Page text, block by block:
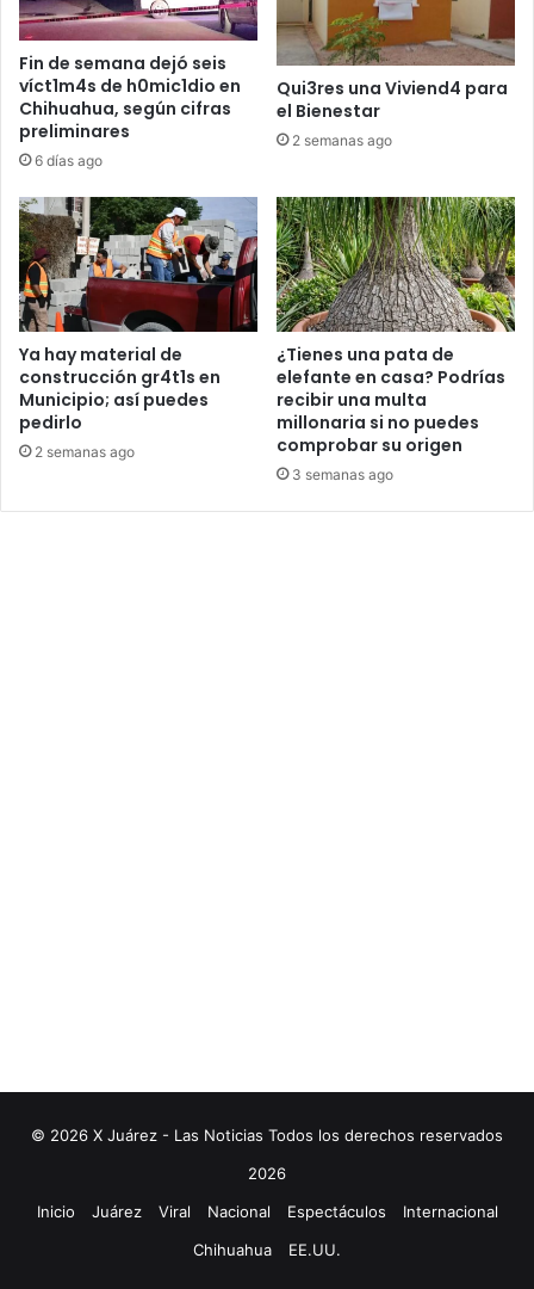
Fin de semana dejó seis
víct1m4s de h0mic1dio en
Chihuahua, según cifras
preliminares
6 días ago
Qui3res una Viviend4 para
el Bienestar
2 semanas ago
Ya hay material de
construcción gr4t1s en
Municipio; así puedes
pedirlo
2 semanas ago
¿Tienes una pata de
elefante en casa? Podrías
recibir una multa
millonaria si no puedes
comprobar su origen
3 semanas ago
© 2026 X Juárez - Las Noticias Todos los derechos reservados
2026
Inicio
Juárez Viral Nacional Espectáculos
Internacional
Chihuahua
EE.UU.